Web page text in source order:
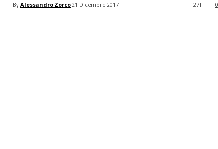
By Alessandro Zorco 21 Dicembre 2017 0
271